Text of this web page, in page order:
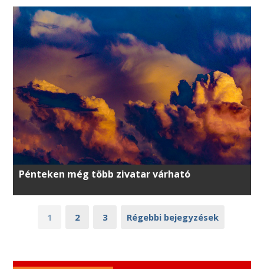
Pénteken még több zivatar várható
1 2 3 Régebbi bejegyzések